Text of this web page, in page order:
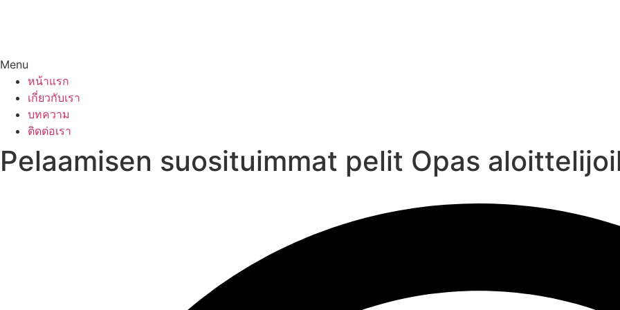
Menu
หน้าแรก
เกี่ยวกับเรา
บทความ
ติดต่อเรา
Pelaamisen suosituimmat pelit Opas